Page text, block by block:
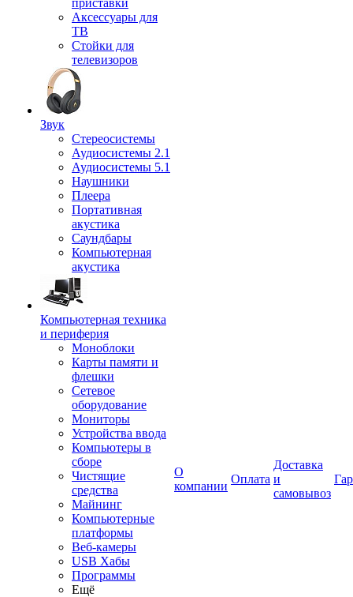
приставки
Аксессуары для
ТВ
Стойки для
телевизоров
Звук
Стереосистемы
Аудиосистемы 2.1
Аудиосистемы 5.1
Наушники
Плеера
Портативная
акустика
Саундбары
Компьютерная
акустика
Компьютерная техника
и периферия
Моноблоки
Карты памяти и
флешки
Сетевое
оборудование
Мониторы
Устройства ввода
Компьютеры в
сборе
Чистящие
средства
Майнинг
Компьютерные
платформы
Веб-камеры
USB Хабы
Программы
Ещё
О
компании
Оплата
Доставка
и
самовывоз